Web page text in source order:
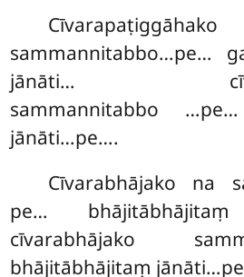
sammannitabbo…pe…
jānāti…
sammannitabbo
jānāti…pe….
Cīvarabhājako na
pe…
cīvarabhājako
bhājitābhājitaṃ